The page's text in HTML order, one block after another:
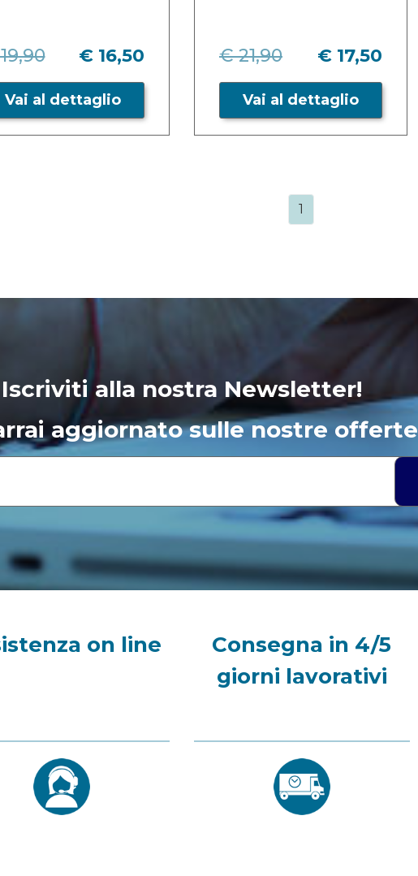
€ 16,50
Vai al dettaglio
€ 21,90 € 17,50
Vai al dettaglio
1
Iscriviti alla nostra Newsletter!
aggiornato sulle nostre offerte
on line
Consegna in 4/5
giorni lavorativi